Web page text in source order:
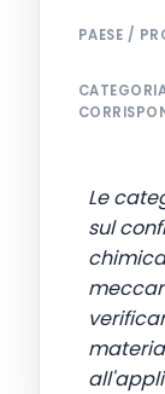
PAESE /
Le
sul